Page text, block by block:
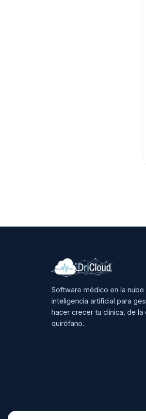
Software médico en la nube
inteligencia artificial para
hacer crecer tu clínica, de la
quirófano.